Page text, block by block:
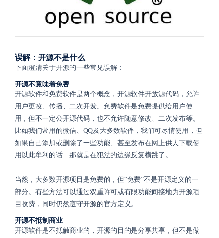
误解：开源不是什么
下面澄清关于开源的一些常见误解：
开源不意味着免费
开源软件和免费软件是两个概念，开源软件开放源代码，允许
用户更改、传播、二次开发。免费软件是免费提供给用户使
用，但不一定公开源代码，也不允许随意修改、二次发布等。
比如我们常用的微信、QQ及大多数软件，我们可尽情使用，但
如果自己添加或删除了一些功能、甚至发布在网上供人下载使
用以此牟利的话，那就是在犯法的边缘反复横跳了。
当然，大多数开源项目是免费的，但“免费”不是开源定义的一
部分。有些方法可以通过双重许可或有限功能间接地为开源项
目收费，同时仍然遵守开源的官方定义。
开源不抵制商业
开源软件是不抵触商业的，开源的目的是分享共享，但不是做